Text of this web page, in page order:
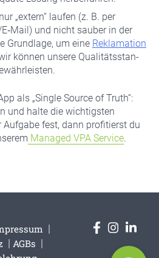
„extern“ lau­fen (z. B. per
und nicht sau­ber in der
Grund­la­ge, um eine Rekla­ma­ti­on
kön­nen unse­re Qua­li­täts­stan­
als „Sin­gle Source of Truth“:
und hal­te die wich­tigs­ten
fest, dann pro­fi­tierst du
Mana­ged VPA Ser­vice.
AGBs